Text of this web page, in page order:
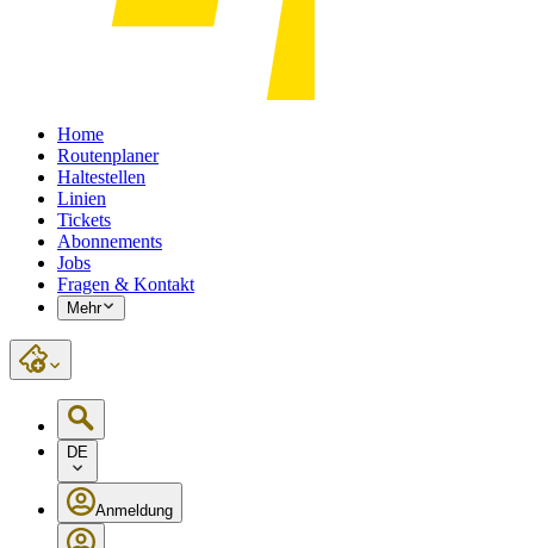
Home
Routenplaner
Haltestellen
Linien
Tickets
Abonnements
Jobs
Fragen & Kontakt
Mehr
DE
Anmeldung